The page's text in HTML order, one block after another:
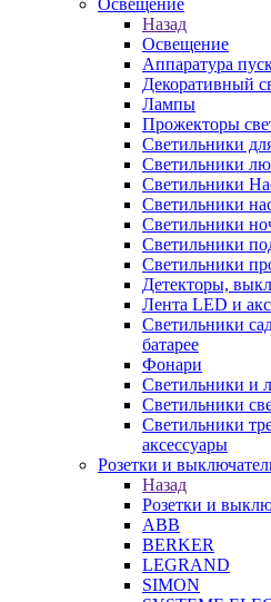
Освещение
Назад
Освещение
Аппаратура
Декоративный
Лампы
Прожекторы
Светильники
Светильники
Светильники
Светильники
Светильники
Светильники
Светильники
Детекторы,
Лента LED и
Светильники
батарее
Фонари
Светильники и
Светильники
Светильники
аксессуары
Розетки и
Назад
Розетки и
ABB
BERKER
LEGRAND
SIMON